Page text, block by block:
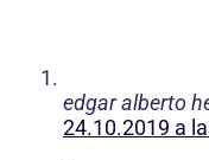
edgar alberto
24.10.2019 a